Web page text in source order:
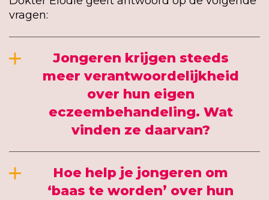
vragen:
Jongeren krijgen steeds
meer verantwoordelijkheid
over hun eigen
eczeembehandeling. Wat
vinden ze daarvan?
Hoe help je jongeren om
‘baas te worden’ over hun